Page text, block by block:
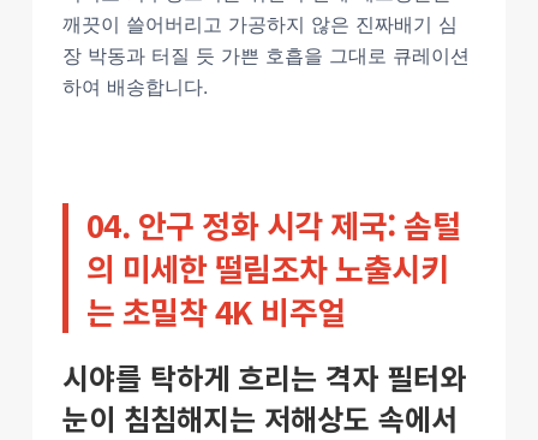
깨끗이 쓸어버리고 가공하지 않은 진짜배기 심
장 박동과 터질 듯 가쁜 호흡을 그대로 큐레이션
하여 배송합니다.
04. 안구 정화 시각 제국: 솜털
의 미세한 떨림조차 노출시키
는 초밀착 4K 비주얼
시야를 탁하게 흐리는 격자 필터와
눈이 침침해지는 저해상도 속에서